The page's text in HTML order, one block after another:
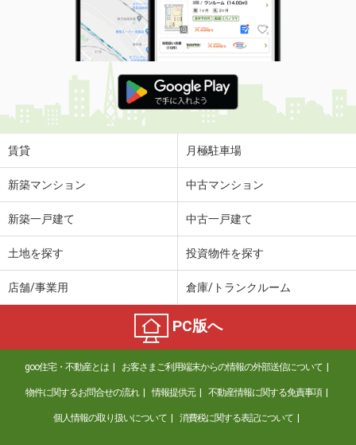
賃貸 月極駐車場
新築マンション 中古マンション
新築一戸建て 中古一戸建て
土地を探す 投資物件を探す
店舗/事業用 倉庫/トランクルーム
PC版へ
goo住宅・不動産とは お客さまご利用端末からの情報の外部送信について
物件に関するお問合せの流れ 情報提供元 不動産情報に関する免責事項
個人情報の取り扱いについて 消費税に関する表記について